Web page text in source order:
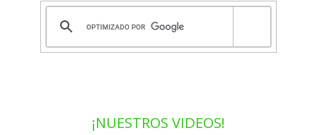
¡NUESTROS VIDEOS!